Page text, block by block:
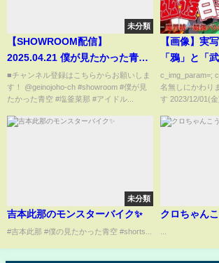
未分類
【SHOWROOM配信】
2025.04.21 僕が見たかった青空
塩釜菜那
■チャンネル登録はこちらからお願いしま
す！ @geinojoho-ch #showroom #僕が見
たかった青空 #塩釜菜那 #アイドル...
【画像】実
「鴉」と「
ｗｗ
c_img_param=;
名無しにかわり
す 2023/12/01(金)
未分類
吉本此那のモンスターバイク✨
#吉本此那 #僕の見たかった青空 #shorts...
クロちゃん